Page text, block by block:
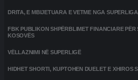
DRITA, E MBIJETUARA E VETME NGA
FBK PUBLIKON SHPËRBLIMET FINANCIARE PËR
KOSOVËS
VËLLAZNIMI NË SUPERLIGË
HIDHET SHORTI, KUPTOHEN DUELET E XHIROS